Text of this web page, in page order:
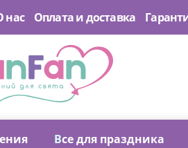
нас Оплата и доставка
Все для праздника